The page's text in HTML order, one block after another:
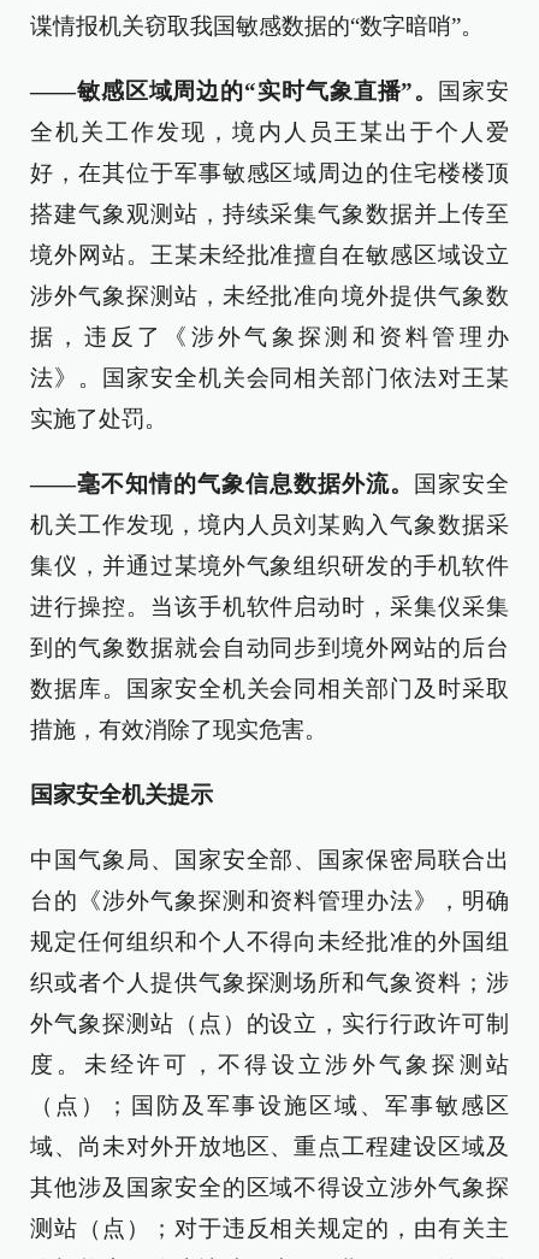
谍情报机关窃取我国敏感数据的“数字暗哨”。
——敏感区域周边的“实时气象直播”。
国家安
全机关工作发现，境内人员王某出于个人爱
好，在其位于军事敏感区域周边的住宅楼楼顶
搭建气象观测站，持续采集气象数据并上传至
境外网站。王某未经批准擅自在敏感区域设立
涉外气象探测站，未经批准向境外提供气象数
据，违反了《涉外气象探测和资料管理办
法》。国家安全机关会同相关部门依法对王某
实施了处罚。
——毫不知情的气象信息数据外流。
国家安全
机关工作发现，境内人员刘某购入气象数据采
集仪，并通过某境外气象组织研发的手机软件
进行操控。当该手机软件启动时，采集仪采集
到的气象数据就会自动同步到境外网站的后台
数据库。国家安全机关会同相关部门及时采取
措施，有效消除了现实危害。
国家安全机关提示
中国气象局、国家安全部、国家保密局联合出
台的《涉外气象探测和资料管理办法》，明确
规定任何组织和个人不得向未经批准的外国组
织或者个人提供气象探测场所和气象资料；涉
外气象探测站（点）的设立，实行行政许可制
度。未经许可，不得设立涉外气象探测站
（点）；国防及军事设施区域、军事敏感区
域、尚未对外开放地区、重点工程建设区域及
其他涉及国家安全的区域不得设立涉外气象探
测站（点）；对于违反相关规定的，由有关主